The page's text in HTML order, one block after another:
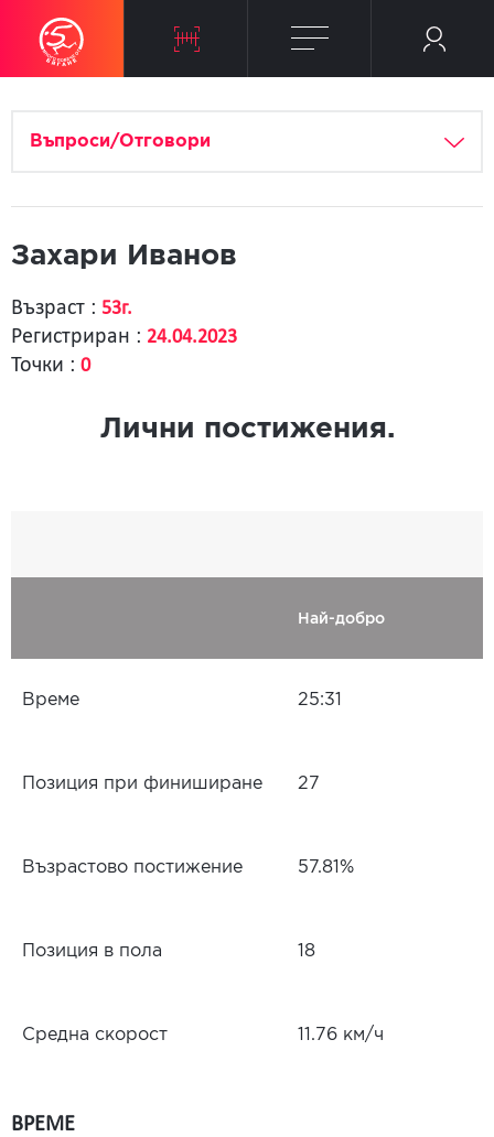
Въпроси/Отговори
Захари Иванов
Възраст : 53г.
Регистриран : 24.04.2023
Точки : 0
Лични постижения.
Най-добро
Време 25:31
Позиция при финиширане 27
Възрастово постижение 57.81%
Позиция в пола 18
Средна скорост 11.76 км/ч
ВРЕМЕ